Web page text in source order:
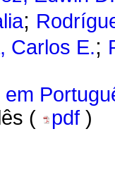
;
Carlos E.;
em
( pdf )